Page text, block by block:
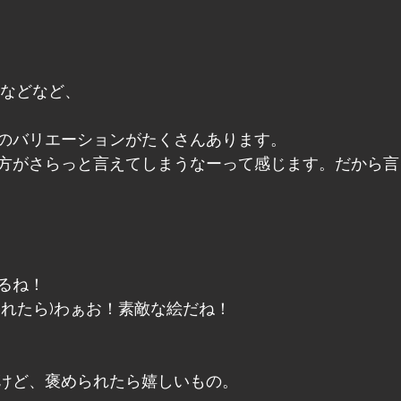
どなど、
バリエーションがたくさんあります。
がさらっと言えてしまうなーって感じます。だから
ね！
たら)わぁお！素敵な絵だね！
ど、褒められたら嬉しいもの。